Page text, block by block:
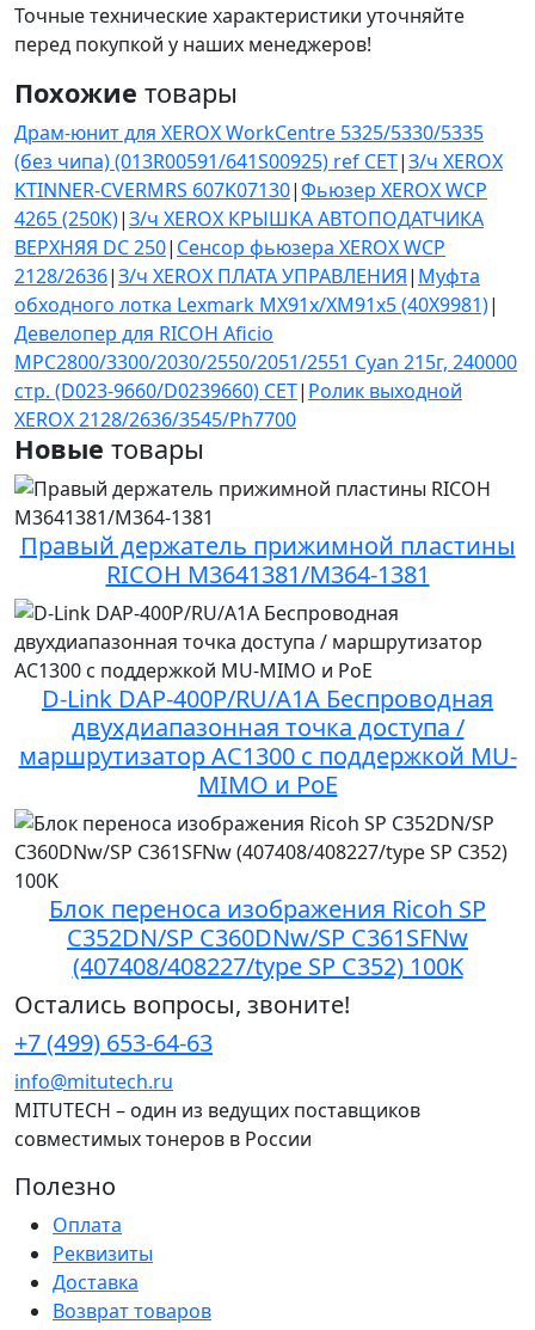
Точные технические характеристики уточняйте
перед покупкой у наших менеджеров!
Похожие товары
Драм-юнит для XEROX WorkCentre 5325/5330/5335
(без чипа) (013R00591/641S00925) ref CET|З/ч XEROX
KTINNER-CVERMRS 607K07130|Фьюзер XEROX WCP
4265 (250К)|З/ч XEROX КРЫШКА АВТОПОДАТЧИКА
ВЕРХНЯЯ DC 250| Сенсор фьюзера XEROX WCP
2128/2636|З/ч XEROX ПЛАТА УПРАВЛЕНИЯ| Муфта
обходного лотка Lexmark MX91x/XM91x5 (40X9981)|
Девелопер для RICOH Aficio
MPC2800/3300/2030/2550/2051/2551 Cyan 215г, 240000
стр. (D023-9660/D0239660) CET| Ролик выходной
XEROX 2128/2636/3545/Ph7700
Новые товары
Правый держатель прижимной пластины
RICOH M3641381/M364-1381
D-Link DAP-400P/RU/A1A Беспроводная
двухдиапазонная точка доступа /
маршрутизатор AC1300 c поддержкой MU-
MIMO и PoE
Блок переноса изображения Ricoh SP
C352DN/SP C360DNw/SP C361SFNw
(407408/408227/type SP C352) 100K
Остались вопросы, звоните!
+7 (499) 653-64-63
info@mitutech.ru
MITUTECH – один из ведущих поставщиков
совместимых тонеров в России
Полезно
Оплата
Реквизиты
Доставка
Возврат товаров